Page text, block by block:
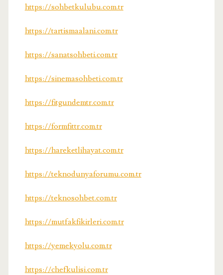
https://sohbetkulubu.com.tr
https://tartismaalani.com.tr
https://sanatsohbeti.com.tr
https://sinemasohbeti.com.tr
https://fitgundemtr.com.tr
https://formfittr.com.tr
https://hareketlihayat.com.tr
https://teknodunyaforumu.com.tr
https://teknosohbet.com.tr
https://mutfakfikirleri.com.tr
https://yemekyolu.com.tr
https://chefkulisi.com.tr